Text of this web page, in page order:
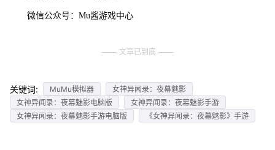
微信公众号：Mu酱游戏中心
文章已到底
关键词: MuMu模拟器
女神异闻录：夜幕魅影
女神异闻录：夜幕魅影电脑版
女神异闻录：夜幕魅影手游
女神异闻录：夜幕魅影手游电脑版
《女神异闻录：夜幕魅影》手游